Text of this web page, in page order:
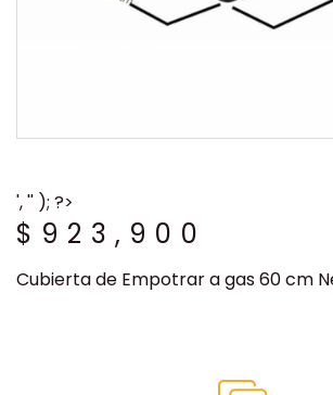
', '' ); ?>
$ 923,900
Cubierta de Empotrar a gas 60 cm